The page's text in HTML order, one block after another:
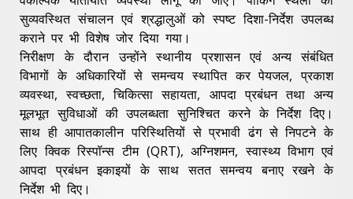
सुव्यवस्थित संचालन एवं श्रद्धालुओं को स्पष्ट दिशा-निर्देश उपलब्ध
कराने पर भी विशेष जोर दिया गया।
निरीक्षण के दौरान उन्होंने स्थानीय प्रशासन एवं अन्य संबंधित
विभागों के अधिकारियों से समन्वय स्थापित कर पेयजल, प्रकाश
व्यवस्था, स्वच्छता, चिकित्सा सहायता, आपदा प्रबंधन तथा अन्य
मूलभूत सुविधाओं की उपलब्धता सुनिश्चित करने के निर्देश दिए।
साथ ही आपातकालीन परिस्थितियों से प्रभावी ढंग से निपटने के
लिए क्विक रिस्पॉन्स टीम (QRT), अग्निशमन, स्वास्थ्य विभाग एवं
आपदा प्रबंधन इकाइयों के साथ सतत समन्वय बनाए रखने के
निर्देश भी दिए।